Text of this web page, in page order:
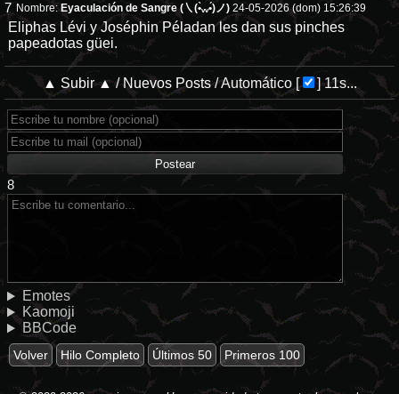
7 Nombre:Eyaculación de Sangre (㇏(•̀ᵥᵥ•́)ノ) 24-05-2026 (dom) 15:26:39
Eliphas Lévi y Joséphin Péladan les dan sus pinches
papeadotas güei.
▲ Subir ▲ /Nuevos Posts/Automático[ ]11s...
8
Emotes
Kaomoji
BBCode
Volver Hilo Completo Últimos 50 Primeros 100